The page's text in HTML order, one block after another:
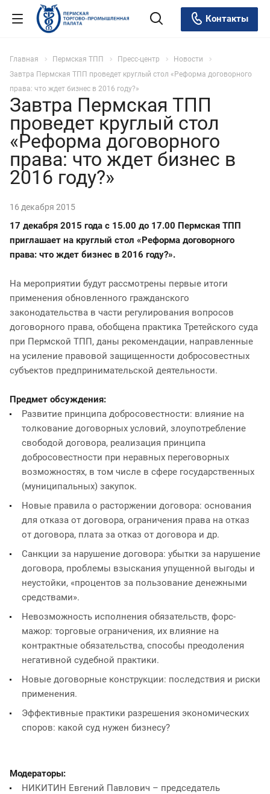
Контакты
Главная Пермская ТПП Пресс-центр
Новости
Завтра Пермская ТПП проведет круглый стол «Реформа договорного
права: что ждет бизнес в 2016 году?»
Завтра Пермская ТПП
проведет круглый стол
«Реформа договорного
права: что ждет бизнес в
2016 году?»
16 декабря 2015
17 декабря 2015 года с 15.00 до 17.00 Пермская ТПП
приглашает на круглый стол «Реформа договорного
права: что ждет бизнес в 2016 году?».
На мероприятии будут рассмотрены первые итоги
применения обновленного гражданского
законодательства в части регулирования вопросов
договорного права, обобщена практика Третейского суда
при Пермской ТПП, даны рекомендации, направленные
на усиление правовой защищенности добросовестных
субъектов предпринимательской деятельности.
Предмет обсуждения:
Развитие принципа добросовестности: влияние на
толкование договорных условий, злоупотребление
свободой договора, реализация принципа
добросовестности при неравных переговорных
возможностях, в том числе в сфере государственных
(муниципальных) закупок.
Новые правила о расторжении договора: основания
для отказа от договора, ограничения права на отказ
от договора, плата за отказ от договора и др.
Санкции за нарушение договора: убытки за нарушение
договора, проблемы взыскания упущенной выгоды и
неустойки, «процентов за пользование денежными
средствами».
Невозможность исполнения обязательств, форс-
мажор: торговые ограничения, их влияние на
контрактные обязательства, способы преодоления
негативной судебной практики.
Новые договорные конструкции: последствия и риски
применения.
Эффективные практики разрешения экономических
споров: какой суд нужен бизнесу?
Модераторы:
НИКИТИН Евгений Павлович – председатель